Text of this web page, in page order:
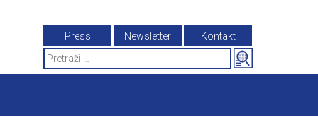
Press Newsletter
Kontakt
Search
for: